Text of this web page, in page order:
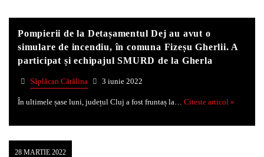
Pompierii de la Detașamentul Dej au avut o
simulare de incendiu, în comuna Fizeșu Gherlii. A
participat și echipajul SMURD de la Gherla
Săplăcan Cătălina 3 iunie 2022
În ultimele șase luni, județul Cluj a fost fruntaș la… Citeste articol »
28 MARTIE 2022